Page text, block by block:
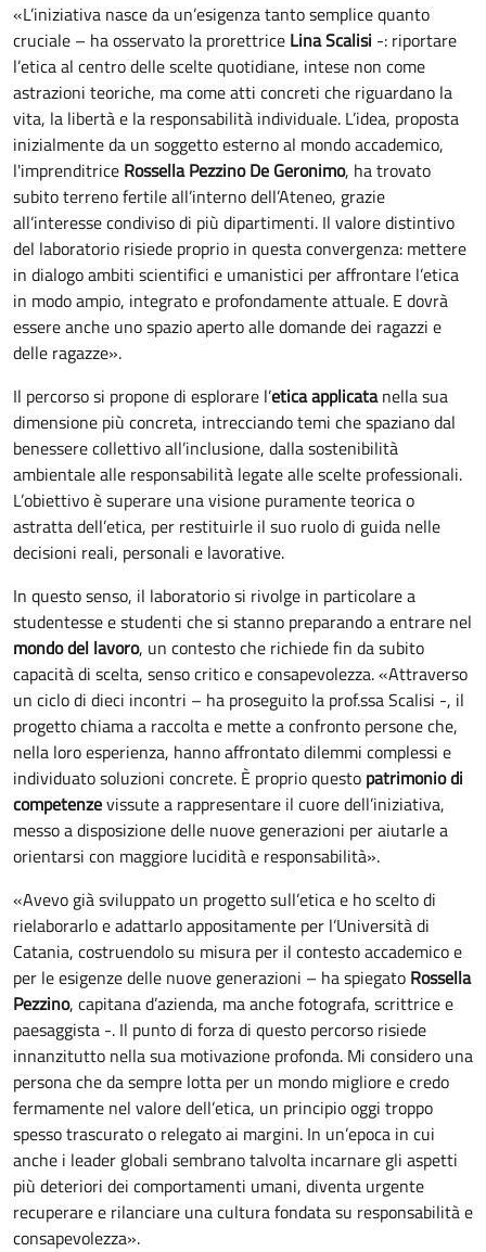
«L’iniziativa nasce da un’esigenza tanto semplice quanto
cruciale – ha osservato la prorettrice Lina Scalisi -: riportare
l’etica al centro delle scelte quotidiane, intese non come
astrazioni teoriche, ma come atti concreti che riguardano la
vita, la libertà e la responsabilità individuale. L’idea, proposta
inizialmente da un soggetto esterno al mondo accademico,
l'imprenditrice Rossella Pezzino De Geronimo, ha trovato
subito terreno fertile all’interno dell’Ateneo, grazie
all’interesse condiviso di più dipartimenti. Il valore distintivo
del laboratorio risiede proprio in questa convergenza: mettere
in dialogo ambiti scientifici e umanistici per affrontare l’etica
in modo ampio, integrato e profondamente attuale. E dovrà
essere anche uno spazio aperto alle domande dei ragazzi e
delle ragazze».
Il percorso si propone di esplorare l’etica applicatanella sua
dimensione più concreta, intrecciando temi che spaziano dal
benessere collettivo all’inclusione, dalla sostenibilità
ambientale alle responsabilità legate alle scelte professionali.
L’obiettivo è superare una visione puramente teorica o
astratta dell’etica, per restituirle il suo ruolo di guida nelle
decisioni reali, personali e lavorative.
In questo senso, il laboratorio si rivolge in particolare a
studentesse e studenti che si stanno preparando a entrare nel
mondo del lavoro, un contesto che richiede fin da subito
capacità di scelta, senso critico e consapevolezza. «Attraverso
un ciclo di dieci incontri – ha proseguito la prof.ssa Scalisi -, il
progetto chiama a raccolta e mette a confronto persone che,
nella loro esperienza, hanno affrontato dilemmi complessi e
individuato soluzioni concrete. È proprio questo patrimonio di
competenzevissute a rappresentare il cuore dell’iniziativa,
messo a disposizione delle nuove generazioni per aiutarle a
orientarsi con maggiore lucidità e responsabilità».
«Avevo già sviluppato un progetto sull’etica e ho scelto di
rielaborarlo e adattarlo appositamente per l’Università di
Catania, costruendolo su misura per il contesto accademico e
per le esigenze delle nuove generazioni – ha spiegato Rossella
Pezzino, capitana d’azienda, ma anche fotografa, scrittrice e
paesaggista -. Il punto di forza di questo percorso risiede
innanzitutto nella sua motivazione profonda. Mi considero una
persona che da sempre lotta per un mondo migliore e credo
fermamente nel valore dell’etica, un principio oggi troppo
spesso trascurato o relegato ai margini. In un’epoca in cui
anche i leader globali sembrano talvolta incarnare gli aspetti
più deteriori dei comportamenti umani, diventa urgente
recuperare e rilanciare una cultura fondata su responsabilità e
consapevolezza».